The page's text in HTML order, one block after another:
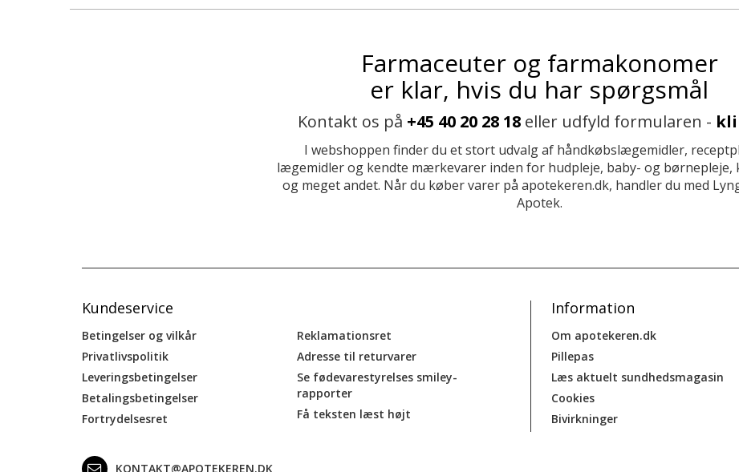
Farmaceuter og farmakonomer
er klar, hvis du har spørgsmål
Kontakt os på +45 40 20 28 18 eller udfyld formularen -
I webshoppen finder du et stort udvalg af håndkøbslægemidler,
lægemidler og kendte mærkevarer inden for hudpleje, baby- og børnepleje,
og meget andet. Når du køber varer på apotekeren.dk, handler du med
Apotek.
Kundeservice
Betingelser og vilkår
Privatlivspolitik
Leveringsbetingelser
Betalingsbetingelser
Fortrydelsesret
Reklamationsret
Adresse til returvarer
Se fødevarestyrelses smiley-
rapporter
Få teksten læst højt
Information
Om apotekeren.dk
Pillepas
Læs aktuelt sundhedsmagasin
Cookies
Bivirkninger
KONTAKT@APOTEKEREN.DK